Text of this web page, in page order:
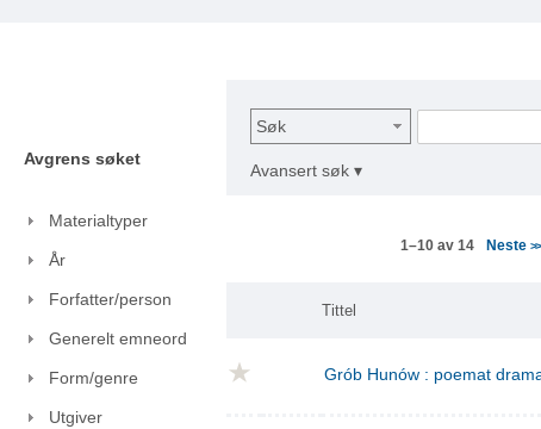
Avgrens søket
Materialtyper
År
Forfatter/person
Generelt emneord
Form/genre
Utgiver
Søk
Avansert søk ▾
1–10 av 14 Neste>>
Tittel
Grób Hunów : poemat